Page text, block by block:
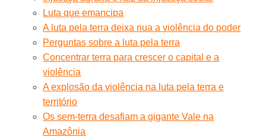
Luta que emancipa
A luta pela terra deixa nua a violência do poder
Perguntas sobre a luta pela terra
Concentrar terra para crescer o capital e a
violência
A explosão da violência na luta pela terra e
território
Os sem-terra desafiam a gigante Vale na
Amazônia